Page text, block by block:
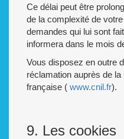
Ce délai peut être
de la complexité de
demandes qui lui sont
informera dans le mois
Vous disposez en outre
réclamation auprès de
française ( www.cnil.fr).
9. Les cookies